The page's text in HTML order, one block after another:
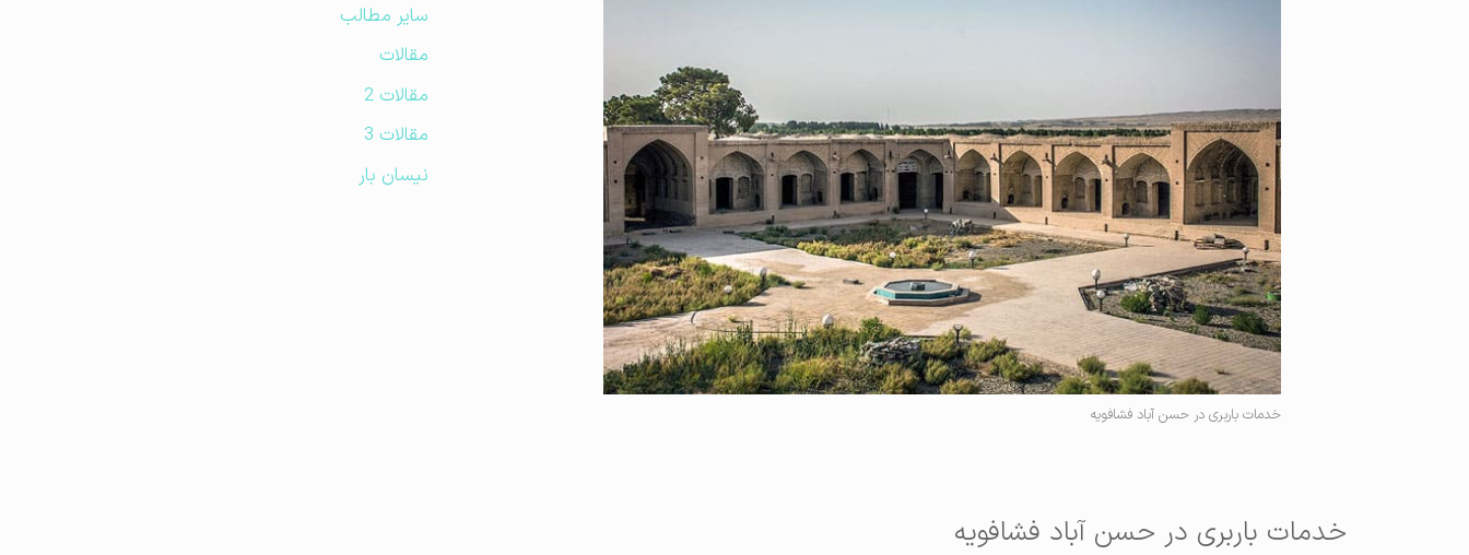
خدمات باربری در حسن آباد فشافویه
خدمات باربری در حسن آباد فشافویه
سایر مطالب
مقالات
مقالات 2
مقالات 3
نیسان بار